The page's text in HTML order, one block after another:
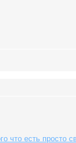
что есть просто